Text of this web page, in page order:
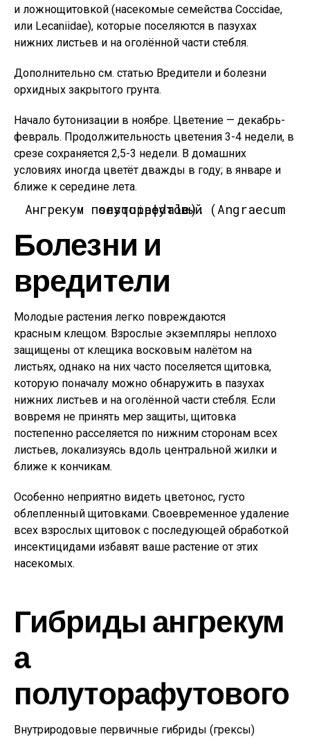
и ложнощитовкой (насекомые семейства Coccidae,
или Lecaniidae), которые поселяются в пазухах
нижних листьев и на оголённой части стебля.
Дополнительно см. статью Вредители и болезни
орхидных закрытого грунта.
Начало бутонизации в ноябре. Цветение — декабрь-
февраль. Продолжительность цветения 3-4 недели, в
срезе сохраняется 2,5-3 недели. В домашних
условиях иногда цветёт дважды в году; в январе и
ближе к середине лета.
Ангрекум полуторафутовый (Angraecum sesquipedale).
Болезни и
вредители
Молодые растения легко повреждаются
красным клещом. Взрослые экземпляры неплохо
защищены от клещика восковым налётом на
листьях, однако на них часто поселяется щитовка,
которую поначалу можно обнаружить в пазухах
нижних листьев и на оголённой части стебля. Если
вовремя не принять мер защиты, щитовка
постепенно расселяется по нижним сторонам всех
листьев, локализуясь вдоль центральной жилки и
ближе к кончикам.
Особенно неприятно видеть цветонос, густо
облепленный щитовками. Своевременное удаление
всех взрослых щитовок с последующей обработкой
инсектицидами избавят ваше растение от этих
насекомых.
Гибриды ангрекум
а
полуторафутового
Внутриродовые первичные гибриды (грексы)